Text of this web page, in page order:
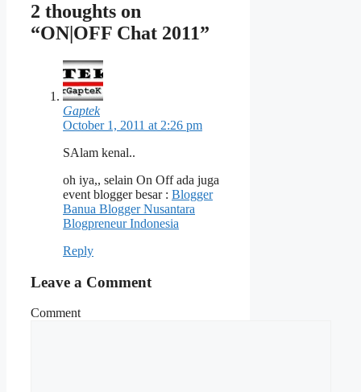
2 thoughts on
“ON|OFF Chat 2011”
Gaptek
October 1, 2011 at 2:26 pm
SAlam kenal..
oh iya,, selain On Off ada juga
event blogger besar : Blogger
Banua Blogger Nusantara
Blogpreneur Indonesia
Reply
Leave a Comment
Comment